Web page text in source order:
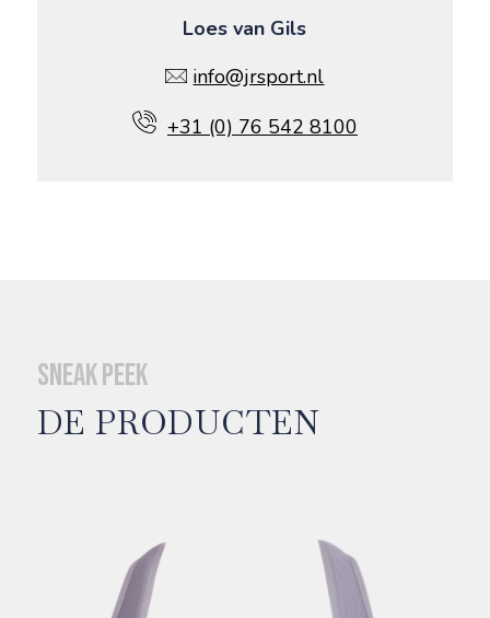
Loes van Gils
info@jrsport.nl
+31 (0) 76 542 8100
Sneak peek
DE PRODUCTEN